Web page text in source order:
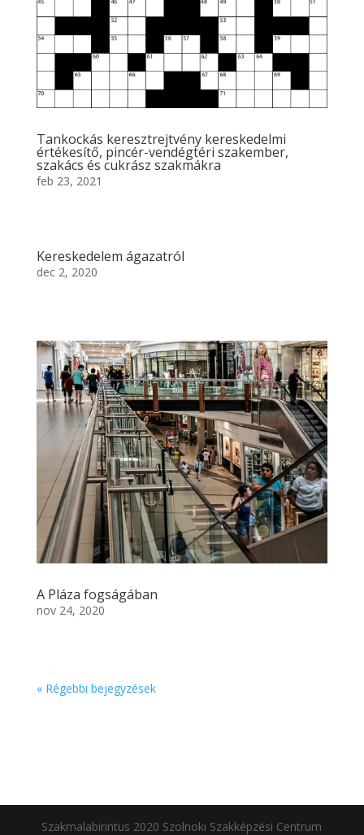
Tankockás keresztrejtvény kereskedelmi
értékesítő, pincér-vendégtéri szakember,
szakács és cukrász szakmákra
feb 23, 2021
Kereskedelem ágazatról
dec 2, 2020
A Pláza fogságában
nov 24, 2020
« Régebbi bejegyzések
Szakmalabirintus 2020 Szolnoki Szakképzési Centrum